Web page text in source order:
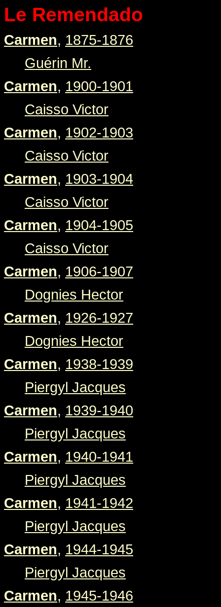
Le Remendado
Carmen, 1875-1876
Guérin Mr.
Carmen, 1900-1901
Caisso Victor
Carmen, 1902-1903
Caisso Victor
Carmen, 1903-1904
Caisso Victor
Carmen, 1904-1905
Caisso Victor
Carmen, 1906-1907
Dognies Hector
Carmen, 1926-1927
Dognies Hector
Carmen, 1938-1939
Piergyl Jacques
Carmen, 1939-1940
Piergyl Jacques
Carmen, 1940-1941
Piergyl Jacques
Carmen, 1941-1942
Piergyl Jacques
Carmen, 1944-1945
Piergyl Jacques
Carmen, 1945-1946